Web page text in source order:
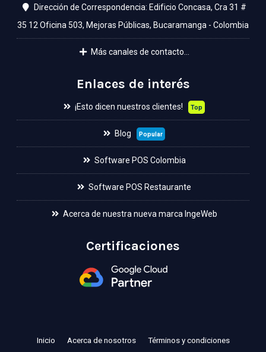
Dirección de Correspondencia: Edificio Concasa, Cra 31 #
35 12 Oficina 503, Mejoras Públicas, Bucaramanga - Colombia
Más canales de contacto...
Enlaces de interés
¡Esto dicen nuestros clientes! Top
Blog Popular
Software POS Colombia
Software POS Restaurante
Acerca de nuestra nueva marca IngeWeb
Certificaciones
Inicio Acerca de nosotros Términos y condiciones